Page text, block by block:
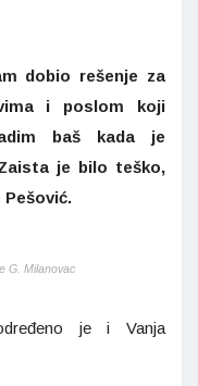
dobio rešenje za
i poslom koji
baš kada je
je bilo teško,
G. Milanovac
je i Vanja